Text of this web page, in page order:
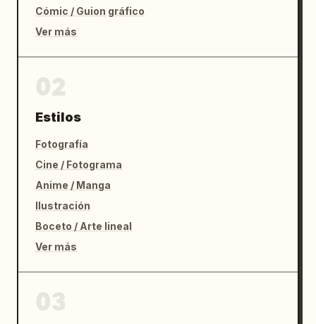
Cómic / Guion gráfico
Ver más
Estilos
Fotografía
Cine / Fotograma
Anime / Manga
Ilustración
Boceto / Arte lineal
Ver más